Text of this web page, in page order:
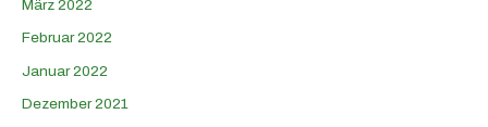
März 2022
Februar 2022
Januar 2022
Dezember 2021